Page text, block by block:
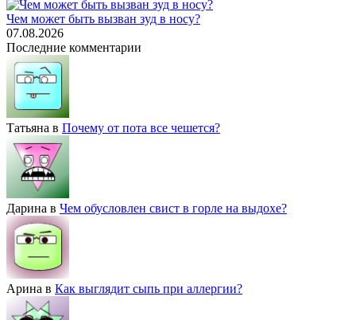
Чем может быть вызван зуд в носу?
07.08.2026
Последние комментарии
Татьяна в Почему от пота все чешется?
Дарина в Чем обусловлен свист в горле на выдохе?
Арина в Как выглядит сыпь при аллергии?